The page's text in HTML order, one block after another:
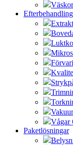
Väskor
Efterbehandling
Vågar
Paketlösningar